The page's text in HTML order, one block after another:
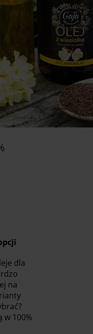
dla
na
w 100%